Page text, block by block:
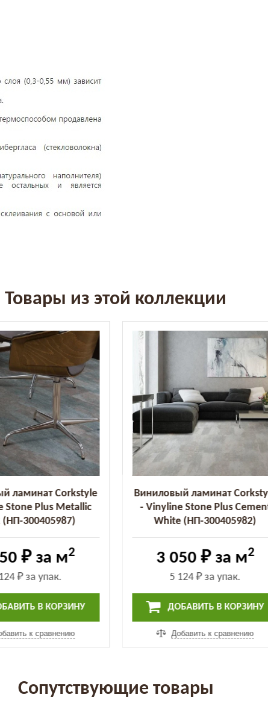
Товары из этой коллекции
ламинат Corkstyle
Stone Plus Metallic
(НП-300405987)
₽за м2
₽за упак.
В КОРЗИНУ
к сравнению
Виниловый ламинат
- Vinyline Stone Plus
White (НП-300405982)
3 050 ₽за м2
5 124 ₽за упак.
ДОБАВИТЬ В КОРЗИНУ
Добавить к сравнению
Сопутствующие товары